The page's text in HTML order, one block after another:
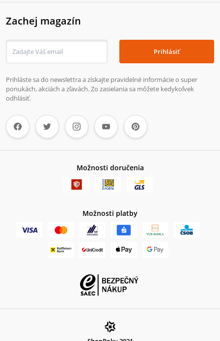
Zachej magazín
Prihlásiť
Prihláste sa do newslettra a získajte pravidelné informácie o super
ponukách, akciách a zľavách. Zo zasielania sa môžete kedykoľvek
odhlásiť.
Možnosti doručenia
Možnosti platby